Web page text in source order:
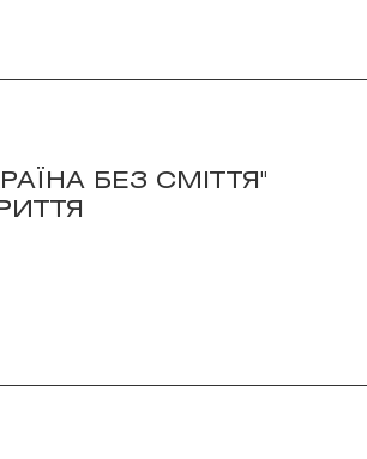
БЕЗ СМІТТЯ"